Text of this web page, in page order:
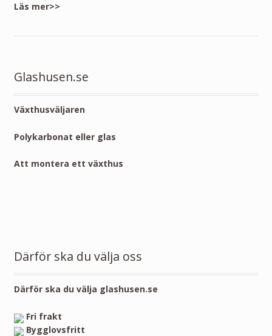
Läs mer>>
Glashusen.se
Växthusväljaren
Polykarbonat eller glas
Att montera ett växthus
Därför ska du välja oss
Därför ska du välja glashusen.se
Fri frakt
Bygglovsfritt